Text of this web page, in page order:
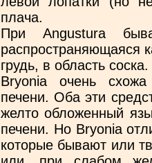
плача.
При Angustura
распространяющаяся
грудь, в область соска.
Bryonia очень
печени. Оба эти
желто обложенный
печени. Но Bryonia
которые бывают или